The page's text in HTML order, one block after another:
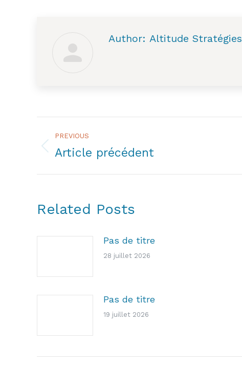
Author: Altitude Stratégies
navigation
PREVIOUS
Previous
Article précédent
Related Posts
Pas de titre
28 juillet 2026
Pas de titre
19 juillet 2026